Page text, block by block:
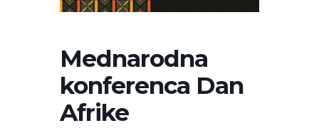
Mednarodna
konferenca Dan
Afrike